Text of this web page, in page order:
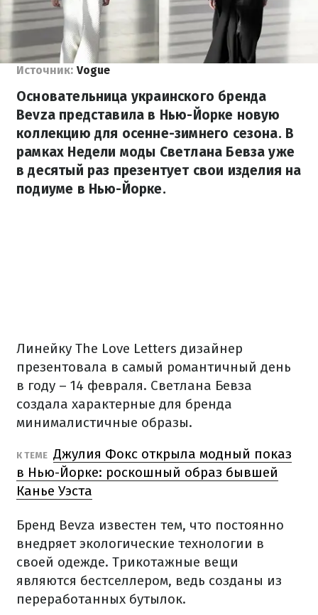
Источник: Vogue
Основательница украинского бренда
Bevza представила в Нью-Йорке новую
коллекцию для осенне-зимнего сезона. В
рамках Недели моды Светлана Бевза уже
в десятый раз презентует свои изделия на
подиуме в Нью-Йорке.
Линейку The Love Letters дизайнер
презентовала в самый романтичный день
в году – 14 февраля. Светлана Бевза
создала характерные для бренда
минималистичные образы.
К ТЕМЕ Джулия Фокс открыла модный показ
в Нью-Йорке: роскошный образ бывшей
Канье Уэста
Бренд Bevza известен тем, что постоянно
внедряет экологические технологии в
своей одежде. Трикотажные вещи
являются бестселлером, ведь созданы из
переработанных бутылок.